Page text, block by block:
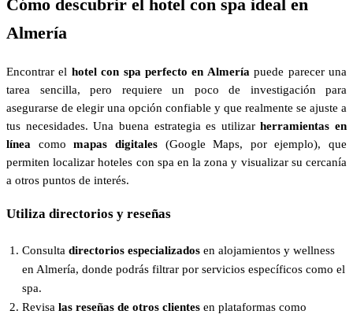
Cómo descubrir el hotel con spa ideal en
Almería
Encontrar el hotel con spa perfecto en Almería puede parecer una
tarea sencilla, pero requiere un poco de investigación para
asegurarse de elegir una opción confiable y que realmente se ajuste a
tus necesidades. Una buena estrategia es utilizarherramientas en
línea comomapas digitales(Google Maps, por ejemplo), que
permiten localizar hoteles con spa en la zona y visualizar su cercanía
a otros puntos de interés.
Utiliza directorios y reseñas
Consulta directorios especializados en alojamientos y wellness
en Almería, donde podrás filtrar por servicios específicos como el
spa.
Revisa las reseñas de otros clientes en plataformas como